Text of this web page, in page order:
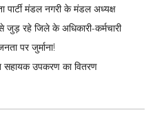
पार्टी मंडल नगरी के मंडल अध्यक्ष
जुड़ रहे जिले के अधिकारी-कर्मचारी
पर जुर्माना!
सहायक उपकरण का वितरण